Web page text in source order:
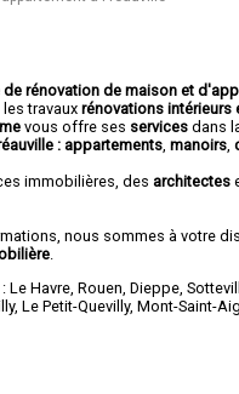
de rénovation de maison et
les travauxrénovations intérieurs
vous offre ses services dans
: appartements ,manoirs ,
immobilières, des architectes
nous sommes à votre
:Le Havre ,Rouen ,Dieppe ,
,Le Petit-Quevilly,Mont-Saint-